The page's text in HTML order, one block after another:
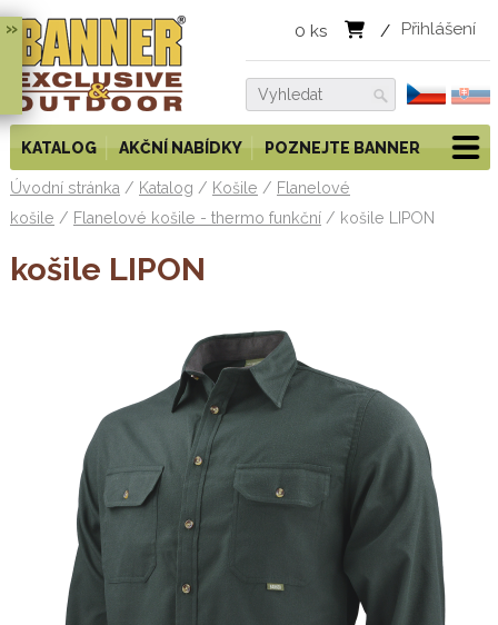
» Přihlášení
0 ks /
KATALOG AKČNÍ NABÍDKY POZNEJTE BANNER
Úvodní stránka / Katalog / Košile / Flanelové
košile / Flanelové košile - thermo funkční / košile LIPON
košile LIPON